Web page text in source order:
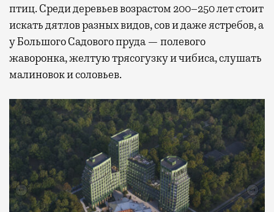
птиц. Среди деревьев возрастом 200–250 лет стоит
искать дятлов разных видов, сов и даже ястребов, а
у Большого Садового пруда — полевого
жаворонка, желтую трясогузку и чибиса, слушать
малиновок и соловьев.